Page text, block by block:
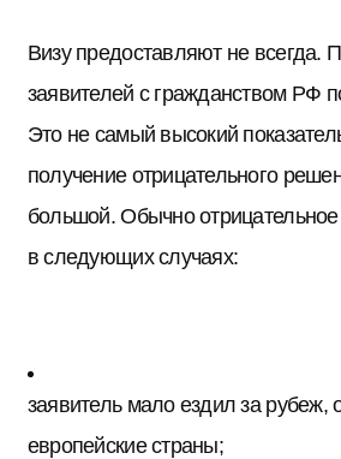
Визу предоставляют не всегда.
заявителей с гражданством РФ
Это не самый высокий
получение отрицательного
большой. Обычно
в следующих случаях:
заявитель мало ездил за рубеж,
европейские страны;